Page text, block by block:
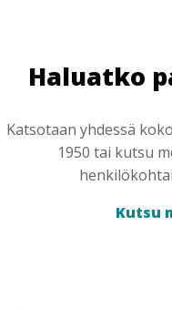
Haluatko
Katsotaan yhdessä
1950 tai kutsu
Kutsu